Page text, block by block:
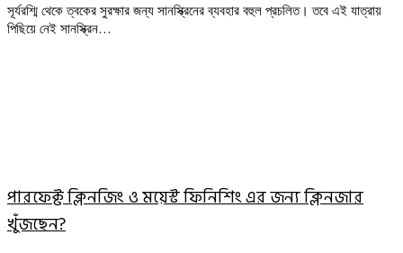
সূর্যরশ্মি থেকে ত্বকের সুরক্ষার জন্য সানস্ক্রিনের ব্যবহার বহুল প্রচলিত। তবে এই যাত্রায়
পিছিয়ে নেই সানস্ক্রিন…
পারফেক্ট ক্লিনজিং ও ময়েস্ট ফিনিশিং এর জন্য ক্লিনজার
খুঁজছেন?